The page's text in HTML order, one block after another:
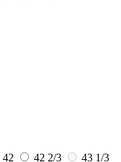
42 42 2/3 43 1/3